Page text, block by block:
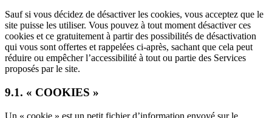
Sauf si vous décidez de désactiver les cookies, vous acceptez que le
site puisse les utiliser. Vous pouvez à tout moment désactiver ces
cookies et ce gratuitement à partir des possibilités de désactivation
qui vous sont offertes et rappelées ci-après, sachant que cela peut
réduire ou empêcher l’accessibilité à tout ou partie des Services
proposés par le site.
9.1. « COOKIES »
Un « cookie » est un petit fichier d’information envoyé sur le